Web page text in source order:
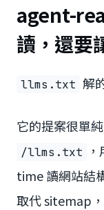
agent-
讀，還要
llms.txt 解
它的提案很單
/llms.txt
time 讀網站結
取代 sitemap